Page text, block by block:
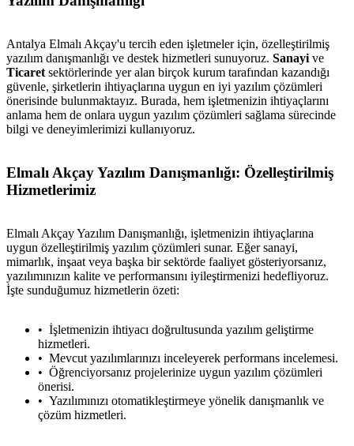
Antalya Elmalı Akçay'u tercih eden işletmeler için, özelleştirilmiş
yazılım danışmanlığı ve destek hizmetleri sunuyoruz. Sanayi ve
Ticaret sektörlerinde yer alan birçok kurum tarafından kazandığı
güvenle, şirketlerin ihtiyaçlarına uygun en iyi yazılım çözümleri
önerisinde bulunmaktayız. Burada, hem işletmenizin ihtiyaçlarını
anlama hem de onlara uygun yazılım çözümleri sağlama sürecinde
bilgi ve deneyimlerimizi kullanıyoruz.
Elmalı Akçay Yazılım Danışmanlığı: Özelleştirilmiş
Hizmetlerimiz
Elmalı Akçay Yazılım Danışmanlığı, işletmenizin ihtiyaçlarına
uygun özelleştirilmiş yazılım çözümleri sunar. Eğer sanayi,
mimarlık, inşaat veya başka bir sektörde faaliyet gösteriyorsanız,
yazılımınızın kalite ve performansını iyileştirmenizi hedefliyoruz.
İşte sunduğumuz hizmetlerin özeti:
İşletmenizin ihtiyacı doğrultusunda yazılım geliştirme
hizmetleri.
Mevcut yazılımlarınızı inceleyerek performans incelemesi.
Öğrenciyorsanız projelerinize uygun yazılım çözümleri
önerisi.
Yazılımınızı otomatikleştirmeye yönelik danışmanlık ve
çözüm hizmetleri.